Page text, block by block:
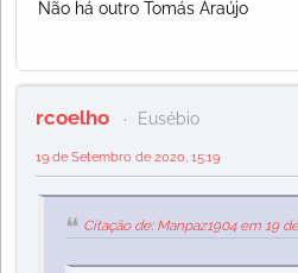
Não há outro Tomás Araújo
rcoelho Eusébio
19 de Setembro de 2020, 15:19
Citação de: Manpaz1904 em 19